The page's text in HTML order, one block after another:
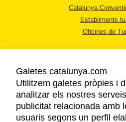
Catalunya
Establiments
Oficines de
AVÍS LEGAL
POLÍTICA DE
Galetes catalunya.com
Utilitzem galetes pròpies i
analitzar els nostres
publicitat relacionada amb
usuaris segons un perfil